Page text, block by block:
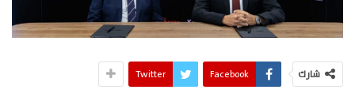
شارك Facebook
Twitter